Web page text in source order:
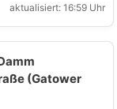
aktualisiert: 16:59 Uhr
(Gatower